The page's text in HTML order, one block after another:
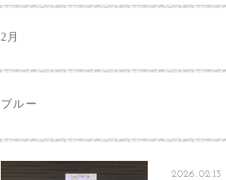
2月
ブルー
2026.02.13